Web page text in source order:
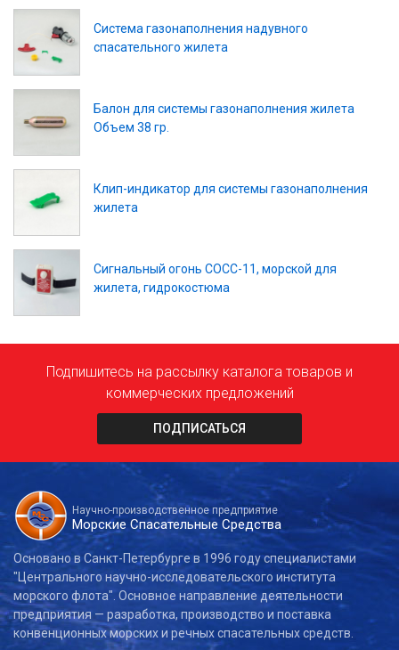
Система газонаполнения надувного
спасательного жилета
Балон для системы газонаполнения жилета
Объем 38 гр.
Клип-индикатор для системы газонаполнения
жилета
Сигнальный огонь СОСС-11, морской для
жилета, гидрокостюма
Подпишитесь на рассылку каталога товаров и
коммерческих предложений
ПОДПИСАТЬСЯ
Научно-производственное предприятие
Морские Спасательные Средства
Основано в Санкт-Петербурге в 1996 году специалистами
"Центрального научно-исследовательского института
морского флота". Основное направление деятельности
предприятия — разработка, производство и поставка
конвенционных морских и речных спасательных средств.